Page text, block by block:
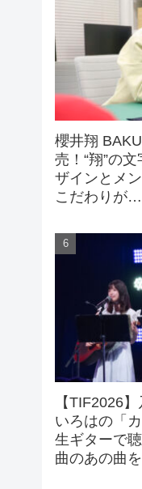
櫻井翔
売！“翔”の
ザインとメ
こだわりが…
【TIF2026
いろはの「
生ギターで
曲のあの曲